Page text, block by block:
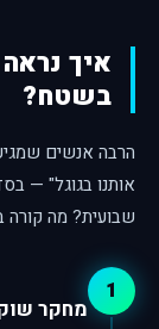
איך
בשטח?
הרבה אנשים
אותנו בגוגל" —
שבועית? מה
1
מחקר שוק